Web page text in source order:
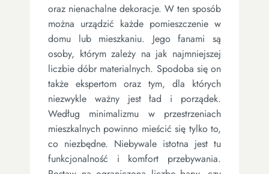
oraz nienachalne dekoracje. W ten sposób
można urządzić każde pomieszczenie w
domu lub mieszkaniu. Jego fanami są
osoby, którym zależy na jak najmniejszej
liczbie dóbr materialnych. Spodoba się on
także ekspertom oraz tym, dla których
niezwykle ważny jest ład i porządek.
Według minimalizmu w przestrzeniach
mieszkalnych powinno mieścić się tylko to,
co niezbędne. Niebywale istotna jest tu
funkcjonalność i komfort przebywania.